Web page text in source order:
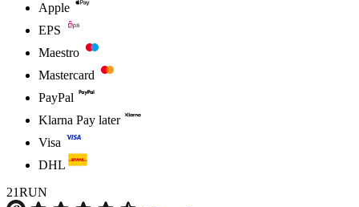
Apple
EPS
Maestro
Mastercard
PayPal
Klarna Pay later
Visa
DHL
21RUN